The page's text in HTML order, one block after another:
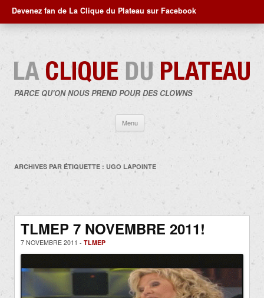
Devenez fan de La Clique du Plateau sur Facebook
PARCE QU'ON NOUS PREND POUR DES CLOWNS
Menu
contenu
ARCHIVES PAR ÉTIQUETTE : UGO LAPOINTE
TLMEP 7 NOVEMBRE 2011!
7 NOVEMBRE 2011 - TLMEP